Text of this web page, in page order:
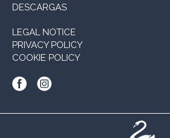
DESCARGAS
LEGAL NOTICE
PRIVACY POLICY
COOKIE POLICY